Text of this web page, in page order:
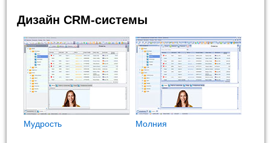
Дизайн CRM-системы
Мудрость Молния